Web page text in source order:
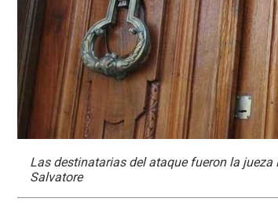
Las destinatarias del ataque fueron la
Salvatore